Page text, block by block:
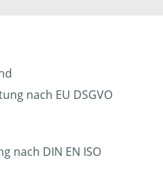
nach EU DSGVO
nach DIN EN ISO